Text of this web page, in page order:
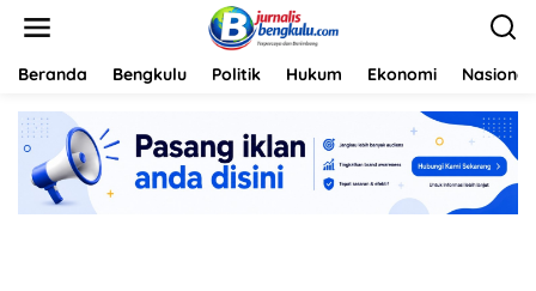
Beranda Bengkulu Politik Hukum Ekonomi Nasional